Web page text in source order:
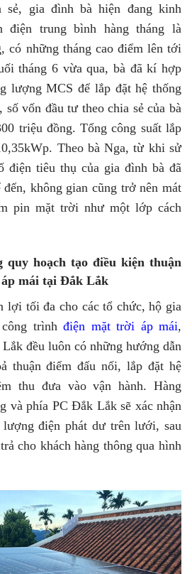
sẻ, gia đình bà hiện đang kinh
điện trung bình hàng tháng là
có những tháng cao điểm lên tới
tháng 6 vừa qua, bà đã kí hợp
lượng MCS để lắp đặt hệ thống
vốn đầu tư theo chia sẻ của bà
triệu đồng. Tổng công suất lắp
Theo bà Nga, từ khi sử
điện tiêu thụ của gia đình bà đã
không gian cũng trở nên mát
pin mặt trời như một lớp cách
quy hoạch tạo điều kiện thuận
mái tại Đắk Lắk
lợi tối đa cho các tổ chức, hộ gia
công trìnhđiện mặt trời áp mái,
đều luôn có những hướng dẫn
thuận điểm đấu nối, lắp đặt hệ
thu đưa vào vận hành. Hàng
và phía PC Đắk Lắk sẽ xác nhận
lượng điện phát dư trên lưới, sau
cho khách hàng thông qua hình